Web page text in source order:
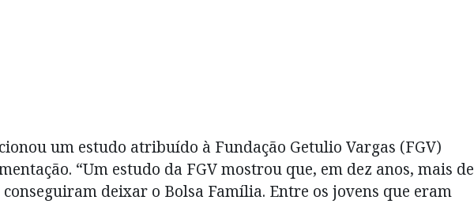
um estudo atribuído à Fundação Getulio Vargas (FGV)
“Um estudo da FGV mostrou que, em dez anos, mais de
deixar o Bolsa Família. Entre os jovens que eram